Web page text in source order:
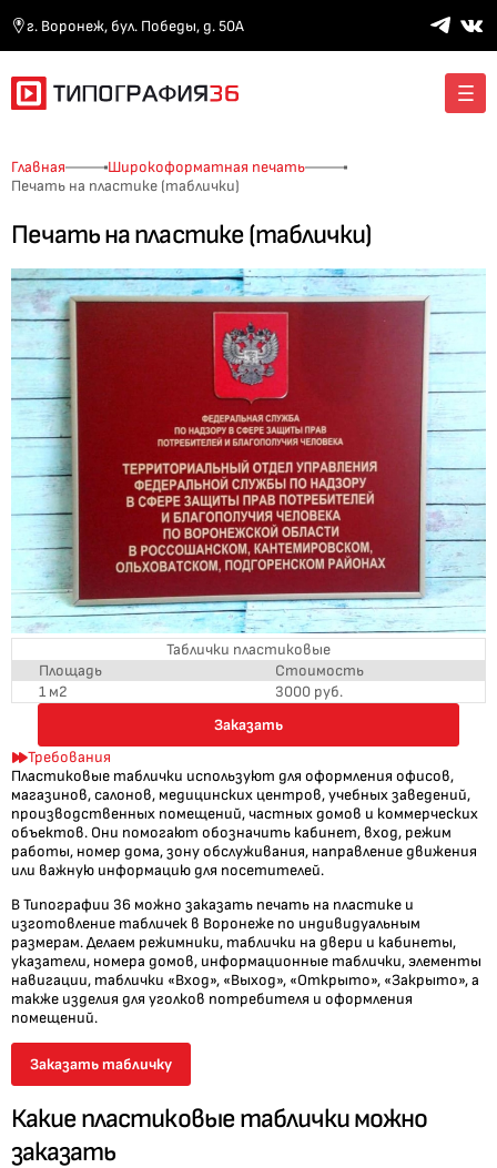
г. Воронеж, бул. Победы, д. 50А
Главная
Широкоформатная печать
Печать на пластике (таблички)
Печать на пластике (таблички)
Пластиковые таблички используют для оформления офисов,
магазинов, салонов, медицинских центров, учебных заведений,
производственных помещений, частных домов и коммерческих
объектов. Они помогают обозначить кабинет, вход, режим
работы, номер дома, зону обслуживания, направление движения
или важную информацию для посетителей.
В Типографии 36 можно заказать печать на пластике и
изготовление табличек в Воронеже по индивидуальным
размерам. Делаем режимники, таблички на двери и кабинеты,
указатели, номера домов, информационные таблички, элементы
навигации, таблички «Вход», «Выход», «Открыто», «Закрыто», а
также изделия для уголков потребителя и оформления
помещений.
Заказать табличку
Какие пластиковые таблички можно
заказать
Таблички пластиковые
Площадь
Стоимость
1 м2
3000 руб.
Заказать
Требования